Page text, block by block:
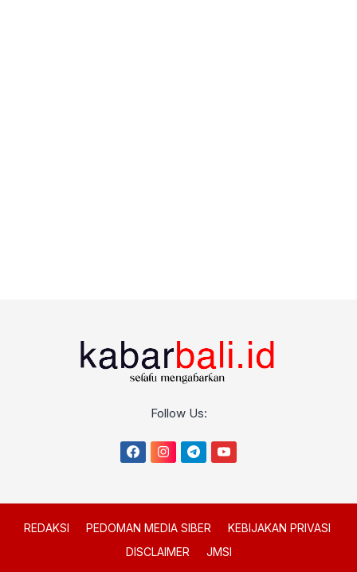
Follow Us:
REDAKSI PEDOMAN MEDIA SIBER
KEBIJAKAN PRIVASI
DISCLAIMER
JMSI